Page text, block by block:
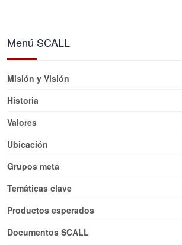
Menú SCALL
Misión y Visión
Historia
Valores
Ubicación
Grupos meta
Temáticas clave
Productos esperados
Documentos SCALL